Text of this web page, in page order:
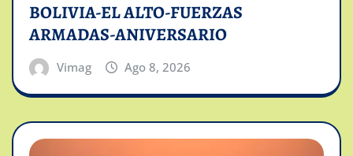
BOLIVIA-EL ALTO-FUERZAS
ARMADAS-ANIVERSARIO
Vimag Ago 8, 2026